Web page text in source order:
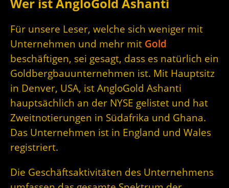
Wer ist AngloGold Ashanti
Für unsere Leser, welche sich weniger mit
Unternehmen und mehr mit Gold
beschäftigen, sei gesagt, dass es natürlich ein
Goldbergbauunternehmen ist. Mit Hauptsitz
in Denver, USA, ist AngloGold Ashanti
hauptsächlich an der NYSE gelistet und hat
Zweitnotierungen in Südafrika und Ghana.
Das Unternehmen ist in England und Wales
registriert.
Die Geschäftsaktivitäten des Unternehmens